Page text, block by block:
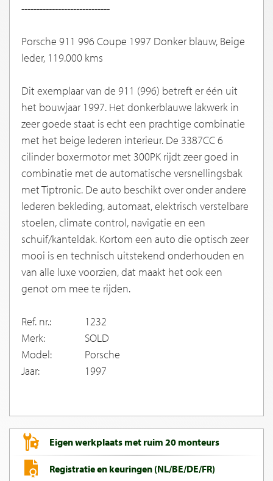
-----------------------------
Porsche 911 996 Coupe 1997 Donker blauw, Beige
leder, 119.000 kms
Dit exemplaar van de 911 (996) betreft er één uit
het bouwjaar 1997. Het donkerblauwe lakwerk in
zeer goede staat is echt een prachtige combinatie
met het beige lederen interieur. De 3387CC 6
cilinder boxermotor met 300PK rijdt zeer goed in
combinatie met de automatische versnellingsbak
met Tiptronic. De auto beschikt over onder andere
lederen bekleding, automaat, elektrisch verstelbare
stoelen, climate control, navigatie en een
schuif/kanteldak. Kortom een auto die optisch zeer
mooi is en technisch uitstekend onderhouden en
van alle luxe voorzien, dat maakt het ook een
genot om mee te rijden.
Ref. nr.:
1232
Merk:
SOLD
Model:
Porsche
Jaar:
1997
Eigen werkplaats met ruim 20 monteurs
Registratie en keuringen (NL/BE/DE/FR)